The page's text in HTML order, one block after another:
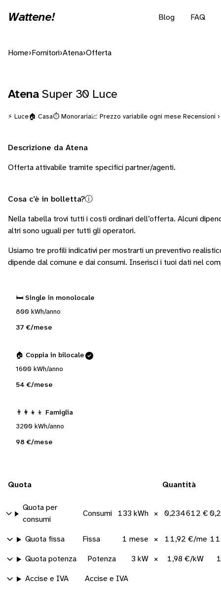
Wattene! Blog FAQ
Home› Fornitori›Atena›Offerta
Atena Super 30 Luce
⚡ Luce🏠 Casa⏱️ Monoraria📈 Prezzo variabile ogni mese Recensioni ›
Descrizione da Atena
Offerta attivabile tramite specifici partner/agenti.
Cosa c’è in bolletta?ⓘ
Nella tabella trovi tutti i costi ordinari dell’offerta. Alcuni
altri sono uguali per tutti gli operatori.
Usiamo tre profili indicativi per mostrarti un preventivo
dipende dal comune e dai consumi. Inserisci i tuoi dati nel
🛏️ Single in monolocale
800 kWh/anno
37 €/mese
🏠 Coppia in bilocale
1600 kWh/anno
54 €/mese
👨‍👩‍👧‍👦 Famiglia
3200 kWh/anno
98 €/mese
Quota Quantità
Quota per
consumi
Consumi 133 kWh × 0,234612 €/
Quota fissa Fissa 1 mese × 11,92 €/mese
Quota potenza Potenza 3 kW × 1,98 €/kW
Accise e IVA Accise e IVA